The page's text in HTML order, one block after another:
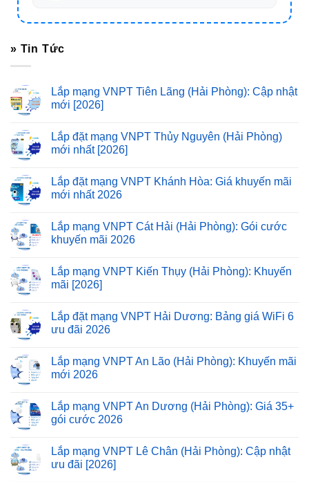
» Tin Tức
Lắp mạng VNPT Tiên Lãng (Hải Phòng): Cập nhật
mới [2026]
Lắp đặt mạng VNPT Thủy Nguyên (Hải Phòng)
mới nhất [2026]
Lắp đặt mạng VNPT Khánh Hòa: Giá khuyến mãi
mới nhất 2026
Lắp mạng VNPT Cát Hải (Hải Phòng): Gói cước
khuyến mãi 2026
Lắp mạng VNPT Kiến Thụy (Hải Phòng): Khuyến
mãi [2026]
Lắp đặt mạng VNPT Hải Dương: Bảng giá WiFi 6
ưu đãi 2026
Lắp mạng VNPT An Lão (Hải Phòng): Khuyến mãi
mới 2026
Lắp mạng VNPT An Dương (Hải Phòng): Giá 35+
gói cước 2026
Lắp mạng VNPT Lê Chân (Hải Phòng): Cập nhật
ưu đãi [2026]